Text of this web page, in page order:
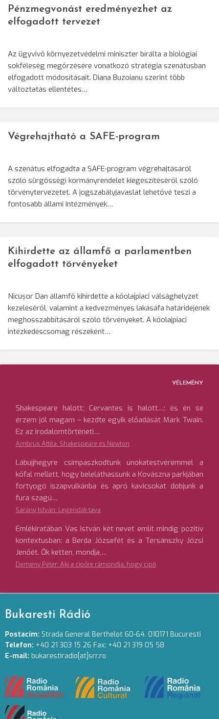
Pénzmegvonást eredményezhet az
elfogadott tervezet
Az ügyvivő környezetvédelmi miniszter bírálta a biológiai
sokféleség megőrzésére vonatkozó stratégia szenátusban
elfogadott módosításait. Diana Buzoianu szerint több
változtatás ellentétes…
Végrehajtható a SAFE-program
A szenátus elfogadta a SAFE-program végrehajtásáról
szóló sürgősségi kormányrendelet kiegészítéséről szóló
törvénytervezetet. A jogszabályjavaslat lehetővé teszi a
fontosabb állami intézmények…
Kihirdette az államfő a parlamentben
elfogadott törvényeket
Nicușor Dan államfő kihirdette a kőolajpiaci válsághelyzet
kezeléséről, valamint a kedvezményes lakásáfa határidejének
meghosszabbításáról szóló törvényeket. A kőolajpiaci
intézkedéscsomag részeként…
VÉLEMÉNY
Shakespeare halott; Cervantes is halott…; és én se
érzem jól magam – kezdte egyik előadását Mark Twain.
Ez az irodalomtörténeti…
Ambrus Attila: Shakespeare és Newton
Lábujjhegyre csimpaszkodtunk unokatestvéremmel a
kőfal mellett, hogy beleláthassunk a Kovászna parkjában
fortyogó iszapvulkánba és apró kavicsokat dobjunk a
fura szagú…
Sarány István: Legendák tava
Emlékiratában Vas István két nevet említ mindig pozitív
kontextusban: a Berda Józsefét és a Tersánszky Józsi
Jenőét. Ők ketten, mondja,…
Demény Péter: Aki a cipőre rámondja, hogy cipő
Bukaresti Rádió
Postacím: Strada General Berthelot 60-64. 010171 Bucuresti
Telefon: +40 21 303 15 26 Fax: +40 21 319 05 58
E-mail: bukarestiradio[at]srr.ro